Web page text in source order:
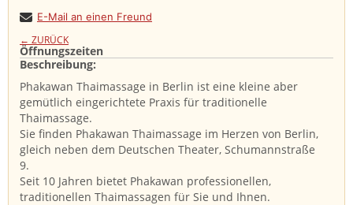
E-Mail an einen Freund
← ZURÜCK
Öffnungszeiten
Beschreibung: ​
Phakawan Thaimassage in Berlin ist eine kleine aber
gemütlich eingerichtete Praxis für traditionelle
Thaimassage.
Sie finden Phakawan Thaimassage im Herzen von Berlin,
gleich neben dem Deutschen Theater, Schumannstraße
9.
Seit 10 Jahren bietet Phakawan professionellen,
traditionellen Thaimassagen für Sie und Ihnen.